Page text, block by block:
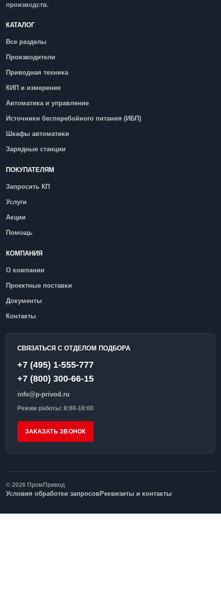
производств.
КАТАЛОГ
Все разделы
Производители
Приводная техника
КИП и измерение
Автоматика и управление
Источники бесперебойного питания (ИБП)
Шкафы автоматики
Зарядные станции
ПОКУПАТЕЛЯМ
Запросить КП
Услуги
Акции
Помощь
КОМПАНИЯ
О компании
Проектные поставки
Документы
Контакты
СВЯЗАТЬСЯ С ОТДЕЛОМ ПОДБОРА
+7 (495) 1-555-777
+7 (800) 300-66-15
info@p-privod.ru
Режим работы: 8:00-18:00
ЗАКАЗАТЬ ЗВОНОК
© 2026 ПромПривод
Условия обработки запросовРеквизиты и контакты